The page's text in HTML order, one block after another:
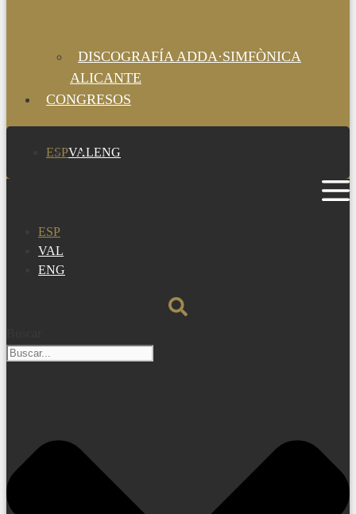
DISCOGRAFÍA ADDA·SIMFÒNICA
ALICANTE
CONGRESOS
ESPVALENG
ESP
VAL
ENG